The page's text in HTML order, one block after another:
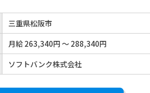
三重県松阪市
月給 263,340円 〜 288,340円
ソフトバンク株式会社